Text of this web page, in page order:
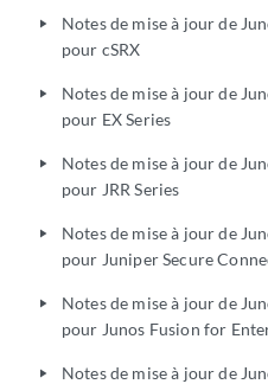
play_arrow
Notes de mise à jour de
pour cSRX
play_arrow
Notes de mise à jour de
pour EX Series
play_arrow
Notes de mise à jour de
pour JRR Series
play_arrow
Notes de mise à jour de
pour Juniper Secure
play_arrow
Notes de mise à jour de
pour Junos Fusion for
play_arrow
Notes de mise à jour de